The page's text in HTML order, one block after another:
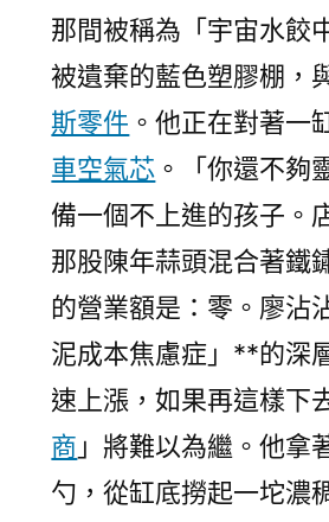
那間被稱為「宇宙水餃
被遺棄的藍色塑膠棚，
斯零件 。他正在對著一
車空氣芯 。「你還不夠
備一個不上進的孩子。
那股陳年蒜頭混合著鐵
的營業額是：零。廖沾
泥成本焦慮症」**的深
速上漲，如果再這樣下
商 」將難以為繼。他拿
勺，從缸底撈起一坨濃